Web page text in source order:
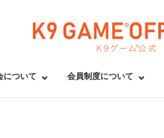
Home
について 会員制度について